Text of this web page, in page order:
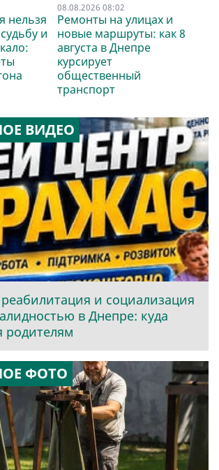
нельзя
и
08.08.2026 08:02
Ремонты на улицах и
новые маршруты: как 8
августа в Днепре
курсирует
общественный
транспорт
ВИДЕО
реабилитация и социализация
в Днепре: куда
родителям
ФОТО